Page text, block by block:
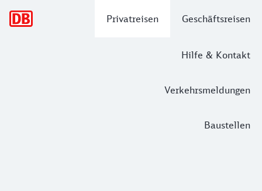
Privatreisen Geschäftsreisen
Hilfe & Kontakt
Verkehrsmeldungen
Baustellen